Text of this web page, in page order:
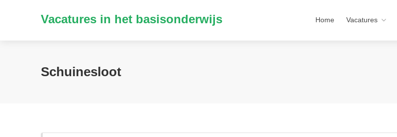
Vacatures in het basisonderwijs Home Vacatures
Schuinesloot